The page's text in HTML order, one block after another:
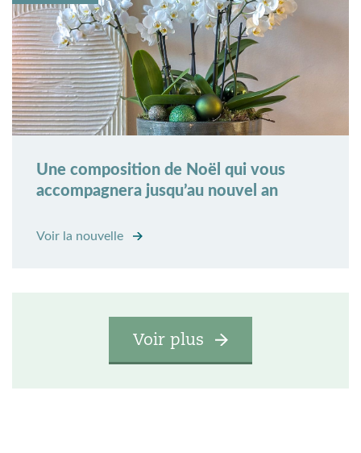
Une composition de Noël qui vous
accompagnera jusqu’au nouvel an
Voir la nouvelle
Voir plus